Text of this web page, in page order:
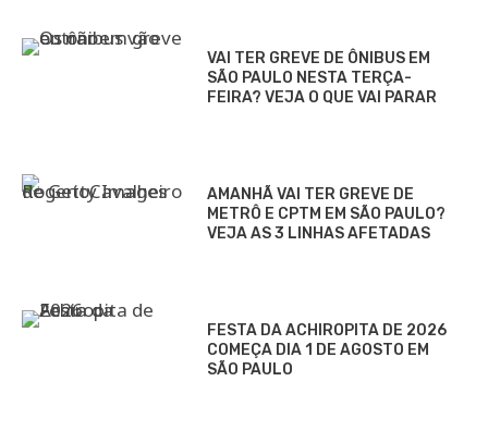
VAI TER GREVE DE ÔNIBUS EM
SÃO PAULO NESTA TERÇA-
FEIRA? VEJA O QUE VAI PARAR
AMANHÃ VAI TER GREVE DE
METRÔ E CPTM EM SÃO PAULO?
VEJA AS 3 LINHAS AFETADAS
FESTA DA ACHIROPITA DE 2026
COMEÇA DIA 1 DE AGOSTO EM
SÃO PAULO